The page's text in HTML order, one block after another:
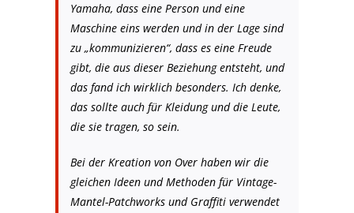
Yamaha, dass eine Person und eine
Maschine eins werden und in der Lage sind
zu „kommunizieren“, dass es eine Freude
gibt, die aus dieser Beziehung entsteht, und
das fand ich wirklich besonders. Ich denke,
das sollte auch für Kleidung und die Leute,
die sie tragen, so sein.
Bei der Kreation von Over haben wir die
gleichen Ideen und Methoden für Vintage-
Mantel-Patchworks und Graffiti verwendet